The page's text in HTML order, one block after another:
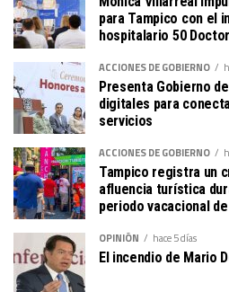
para Tampico con el
hospitalario 50
ACCIONES DE GOBIERNO
Presenta Gobierno
digitales para
servicios
ACCIONES DE GOBIERNO
Tampico registra un
afluencia turística
periodo vacacional
OPINIÓN hace 5 días
El incendio de Mario